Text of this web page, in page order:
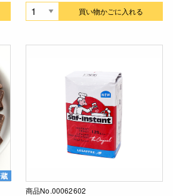
買い物かごに入れる
商品No.00062602